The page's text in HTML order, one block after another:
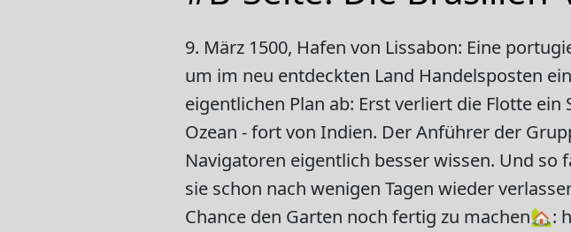
9. März 1500, Hafen von Lissabon: Eine
um im neu entdeckten Land Handelsposten
eigentlichen Plan ab: Erst verliert die Flotte
Ozean - fort von Indien. Der Anführer der
Navigatoren eigentlich besser wissen. Und
sie schon nach wenigen Tagen wieder verlassen
Chance den Garten noch fertig zu machen🏡: